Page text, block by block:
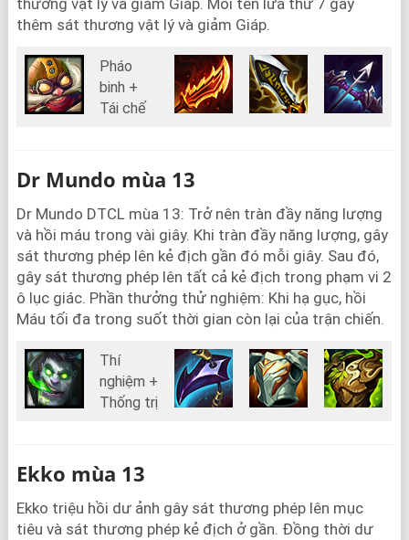
thương vật lý và giảm Giáp. Mỗi tên lửa thứ 7 gây
thêm sát thương vật lý và giảm Giáp.
Pháo
binh +
Tái chế
Dr Mundo mùa 13
Dr Mundo DTCL mùa 13: Trở nên tràn đầy năng lượng
và hồi máu trong vài giây. Khi tràn đầy năng lượng, gây
sát thương phép lên kẻ địch gần đó mỗi giây. Sau đó,
gây sát thương phép lên tất cả kẻ địch trong phạm vi 2
ô lục giác. Phần thưởng thử nghiệm: Khi hạ gục, hồi
Máu tối đa trong suốt thời gian còn lại của trận chiến.
Thí
nghiệm +
Thống trị
Ekko mùa 13
Ekko triệu hồi dư ảnh gây sát thương phép lên mục
tiêu và sát thương phép kẻ địch ở gần. Đồng thời dư